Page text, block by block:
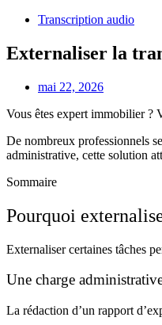
Transcription audio
Externaliser la
mai 22, 2026
Vous êtes expert immobilier ?
De nombreux professionnels
administrative, cette solution
Sommaire
Pourquoi
Externaliser certaines tâches
Une charge
La rédaction d’un rapport